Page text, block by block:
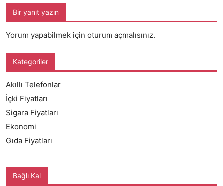
Bir yanıt yazın
Yorum yapabilmek için oturum açmalısınız.
Kategoriler
Akıllı Telefonlar
İçki Fiyatları
Sigara Fiyatları
Ekonomi
Gıda Fiyatları
Bağlı Kal